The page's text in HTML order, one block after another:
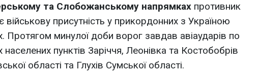
та Слобожанському напрямках противник
військову присутність у прикордонних з Україною
Протягом минулої доби ворог завдав авіаударів по
населених пунктів Заріччя, Леонівка та Костобобрів
області та Глухів Сумської області.